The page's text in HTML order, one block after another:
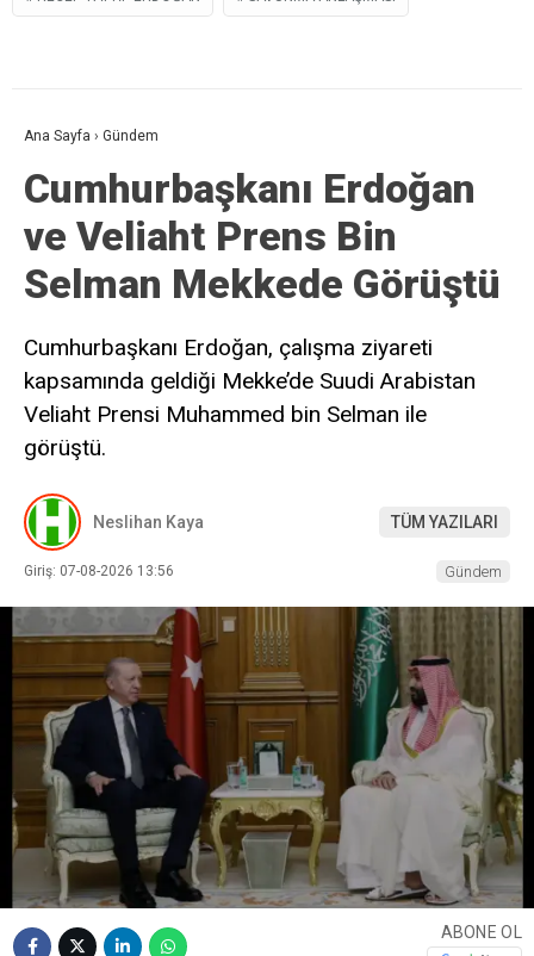
Ana Sayfa › Gündem
Cumhurbaşkanı Erdoğan
ve Veliaht Prens Bin
Selman Mekkede Görüştü
Cumhurbaşkanı Erdoğan, çalışma ziyareti
kapsamında geldiği Mekke’de Suudi Arabistan
Veliaht Prensi Muhammed bin Selman ile
görüştü.
Neslihan Kaya TÜM YAZILARI
Giriş: 07-08-2026 13:56 Gündem
ABONE OL